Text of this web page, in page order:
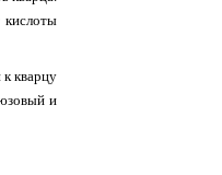
кислоты
кварцу
и